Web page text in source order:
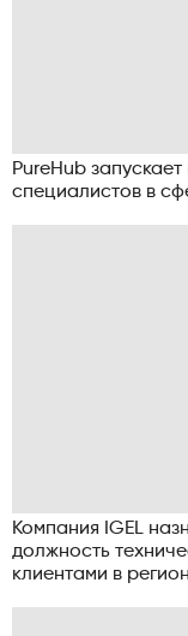
PureHub
специалистов в
Компания IGEL
должность
клиентами в